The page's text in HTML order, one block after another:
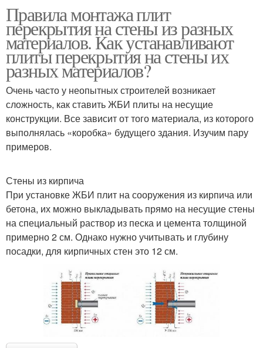
Правила монтажа плит
перекрытия на стены из разных
материалов. Как устанавливают
плиты перекрытия на стены их
разных материалов?
Очень часто у неопытных строителей возникает
сложность, как ставить ЖБИ плиты на несущие
конструкции. Все зависит от того материала, из которого
выполнялась «коробка» будущего здания. Изучим пару
примеров.
Стены из кирпича
При установке ЖБИ плит на сооружения из кирпича или
бетона, их можно выкладывать прямо на несущие стены
на специальный раствор из песка и цемента толщиной
примерно 2 см. Однако нужно учитывать и глубину
посадки, для кирпичных стен это 12 см.